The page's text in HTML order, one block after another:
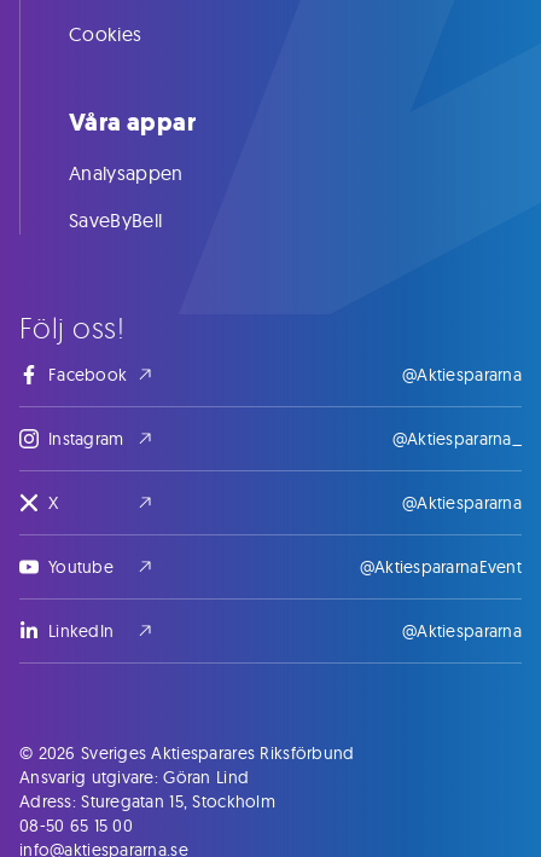
Följ oss!
Facebook @Aktiespararna
Instagram @Aktiespararna_
X @Aktiespararna
Youtube @AktiespararnaEvent
LinkedIn @Aktiespararna
Cookies
Våra appar
Analysappen
SaveByBell
© 2026 Sveriges Aktiesparares Riksförbund
Ansvarig utgivare: Göran Lind
Adress: Sturegatan 15, Stockholm
08-50 65 15 00
info@aktiespararna.se